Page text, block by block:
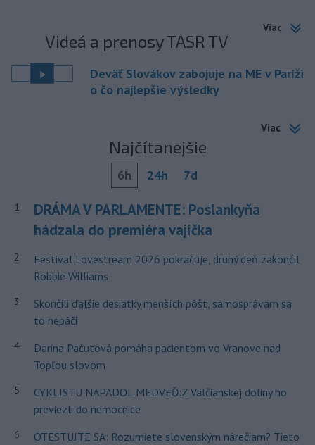
Viac
Videá a prenosy TASR TV
Deväť Slovákov zabojuje na ME v Paríži
o čo najlepšie výsledky
Viac
Najčítanejšie
6h 24h 7d
1
DRÁMA V PARLAMENTE: Poslankyňa
hádzala do premiéra vajíčka
2
Festival Lovestream 2026 pokračuje, druhý deň zakončil
Robbie Williams
3
Skončili ďalšie desiatky menších pôšt, samosprávam sa
to nepáči
4
Darina Pačutová pomáha pacientom vo Vranove nad
Topľou slovom
5
CYKLISTU NAPADOL MEDVEĎ:Z Valčianskej doliny ho
previezli do nemocnice
6
OTESTUJTE SA: Rozumiete slovenským nárečiam? Tieto